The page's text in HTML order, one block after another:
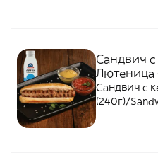
Сандвич с
Лютеница
Сандвич с
(240г)/